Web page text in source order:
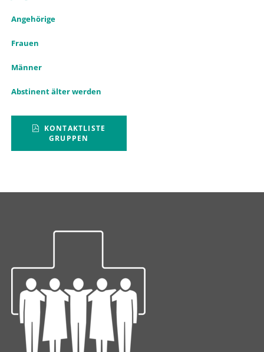
Angehörige
Frauen
Männer
Abstinent älter werden
KONTAKTLISTE
GRUPPEN